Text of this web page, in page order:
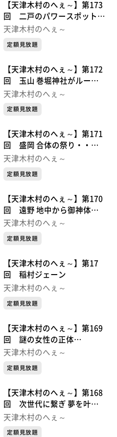
【天津木村のへぇ～】第173
回 二戸のパワースポット
へ・・・金勢様シリーズ⑤
天津木村のへぇ～
定額見放題
【天津木村のへぇ～】第172
回 玉山 巻堀神社がルー
ツ！？・・・金勢様シリーズ
天津木村のへぇ～
定額見放題
【天津木村のへぇ～】第171
回 盛岡 合体の祭り・・・
金勢様シリーズ③
天津木村のへぇ～
定額見放題
【天津木村のへぇ～】第170
回 遠野 地中から御神体
が！・・・金勢様シリーズ②
天津木村のへぇ～
定額見放題
【天津木村のへぇ～】第17
回 稲村ジェーン
天津木村のへぇ～
定額見放題
【天津木村のへぇ～】第169
回 謎の女性の正体
は？・・・金勢様シリーズ①
天津木村のへぇ～
定額見放題
【天津木村のへぇ～】第168
回 次世代に繋ぎ 夢を叶
え・・・久慈次郎シリーズ９
天津木村のへぇ～
定額見放題